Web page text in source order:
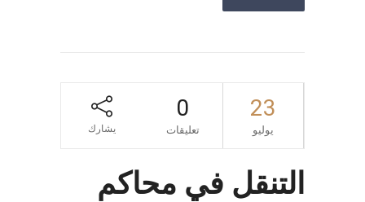
23
يوليو
0
تعليقات يشارك
التنقل في محاكم